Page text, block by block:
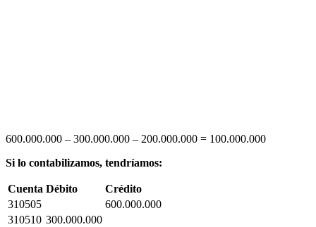
600.000.000 – 300.000.000 – 200.000.000 = 100.000.000
Si lo contabilizamos, tendríamos:
Cuenta Débito
Crédito
310505
600.000.000
310510 300.000.000